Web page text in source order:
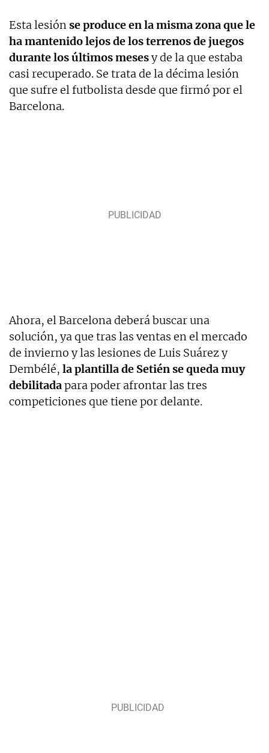
Esta lesiónse produce en la misma zona que le
ha mantenido lejos de los terrenos de juegos
durante los últimos mesesy de la que estaba
casi recuperado. Se trata de la décima lesión
que sufre el futbolista desde que firmó por el
Barcelona.
Ahora, el Barcelona deberá buscar una
solución, ya que tras las ventas en el mercado
de invierno y las lesiones de Luis Suárez y
Dembélé, la plantilla de Setién se queda muy
debilitadapara poder afrontar las tres
competiciones que tiene por delante.